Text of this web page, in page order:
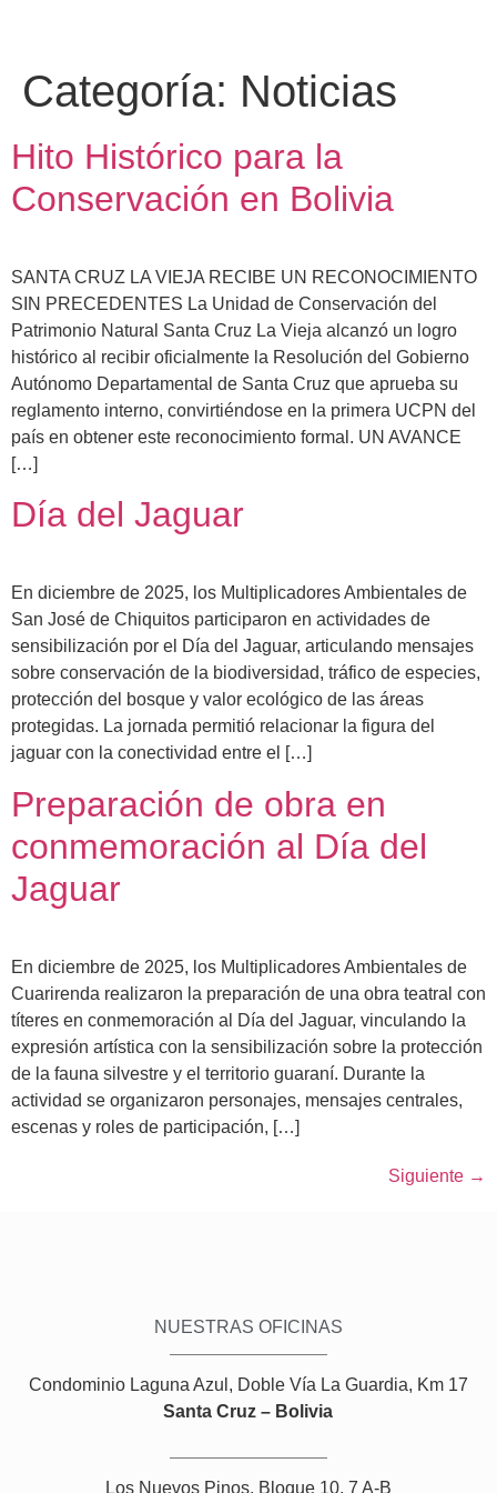
Categoría: Noticias
Hito Histórico para la
Conservación en Bolivia
SANTA CRUZ LA VIEJA RECIBE UN RECONOCIMIENTO
SIN PRECEDENTES La Unidad de Conservación del
Patrimonio Natural Santa Cruz La Vieja alcanzó un logro
histórico al recibir oficialmente la Resolución del Gobierno
Autónomo Departamental de Santa Cruz que aprueba su
reglamento interno, convirtiéndose en la primera UCPN del
país en obtener este reconocimiento formal. UN AVANCE
[…]
Día del Jaguar
En diciembre de 2025, los Multiplicadores Ambientales de
San José de Chiquitos participaron en actividades de
sensibilización por el Día del Jaguar, articulando mensajes
sobre conservación de la biodiversidad, tráfico de especies,
protección del bosque y valor ecológico de las áreas
protegidas. La jornada permitió relacionar la figura del
jaguar con la conectividad entre el […]
Preparación de obra en
conmemoración al Día del
Jaguar
En diciembre de 2025, los Multiplicadores Ambientales de
Cuarirenda realizaron la preparación de una obra teatral con
títeres en conmemoración al Día del Jaguar, vinculando la
expresión artística con la sensibilización sobre la protección
de la fauna silvestre y el territorio guaraní. Durante la
actividad se organizaron personajes, mensajes centrales,
escenas y roles de participación, […]
Siguiente →
NUESTRAS OFICINAS
Condominio Laguna Azul, Doble Vía La Guardia, Km 17
Santa Cruz – Bolivia
Los Nuevos Pinos, Bloque 10, 7 A-B